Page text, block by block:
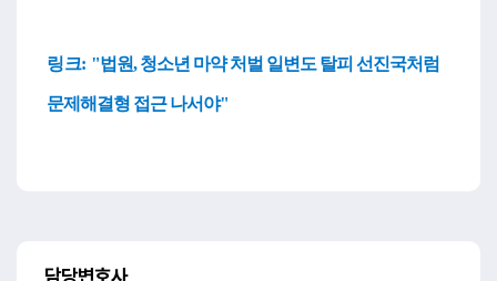
링크: "법원, 청소년 마약 처벌 일변도 탈피 선진국처럼
문제해결형 접근 나서야"
담당변호사